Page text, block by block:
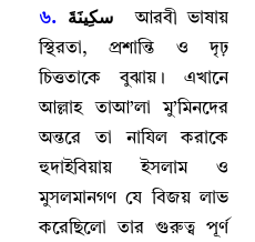
৬. سكِينَةَ
আরবী ভাষায়
স্থিরতা,প্রশান্তি ও দৃঢ়
চিত্ততাকে বুঝায় । এখানে
আল্লাহ‌ তাআ’লা মু’মিনদের
অন্তরে তা নাযিল করাকে
হুদাইবিয়ায় ইসলাম ও
মুসলমানগণ যে বিজয় লাভ
করেছিলো তার গুরুত্ব পূর্ণ